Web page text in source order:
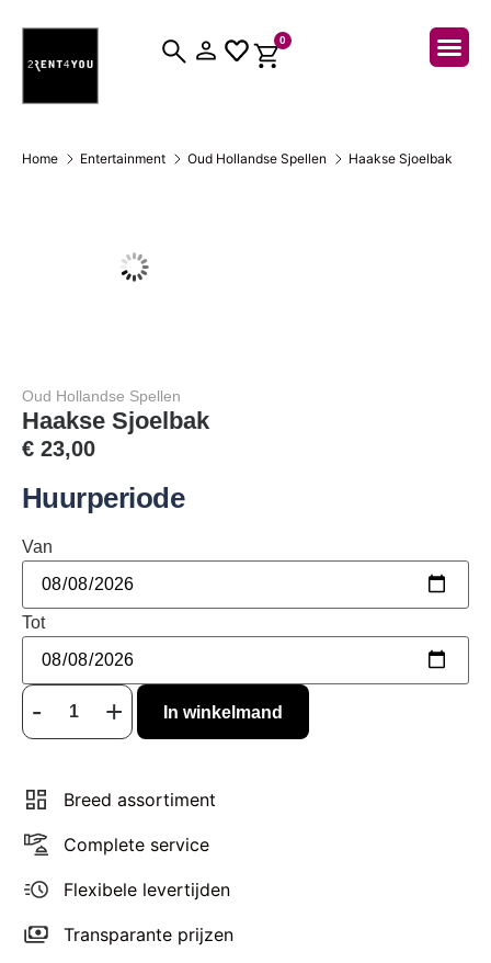
0
Home Entertainment Oud Hollandse Spellen Haakse Sjoelbak
Oud Hollandse Spellen
Haakse Sjoelbak
€ 23,00
Huurperiode
Van
Tot
In winkelmand
Breed assortiment
Complete service
Flexibele levertijden
Transparante prijzen